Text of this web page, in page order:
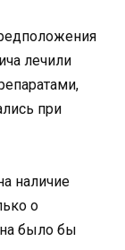
лечили
при
наличие
о
было бы